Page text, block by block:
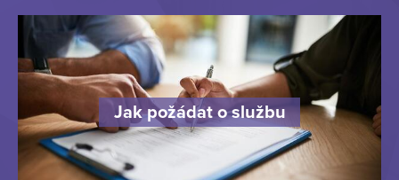
Jak požádat o službu